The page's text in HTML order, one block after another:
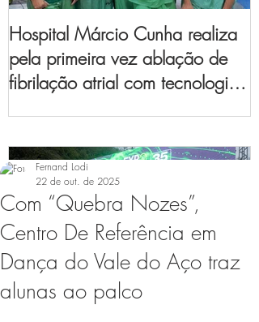
Hospital Márcio Cunha realiza
pela primeira vez ablação de
fibrilação atrial com tecnologia
Expo Usipa começa nesta
Com “Quebra Nozes”,
Centro De Referência em
Dança do Vale do Aço traz
alunas ao palco
Fernand Lodi
22 de out. de 2025